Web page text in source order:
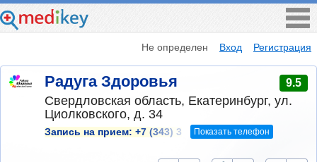
Не определен Вход Регистрация
Радуга Здоровья 9.5
Свердловская область, Екатеринбург, ул.
Циолковского, д. 34
Запись на прием: +7 (343) 3 Показать телефон